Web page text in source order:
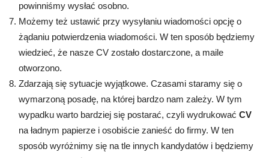
powinniśmy wysłać osobno.
Możemy też ustawić przy wysyłaniu wiadomości opcję o
żądaniu potwierdzenia wiadomości. W ten sposób będziemy
wiedzieć, że nasze CV zostało dostarczone, a maile
otworzono.
Zdarzają się sytuacje wyjątkowe. Czasami staramy się o
wymarzoną posadę, na której bardzo nam zależy. W tym
wypadku warto bardziej się postarać, czyli wydrukować CV
na ładnym papierze i osobiście zanieść do firmy. W ten
sposób wyróżnimy się na tle innych kandydatów i będziemy